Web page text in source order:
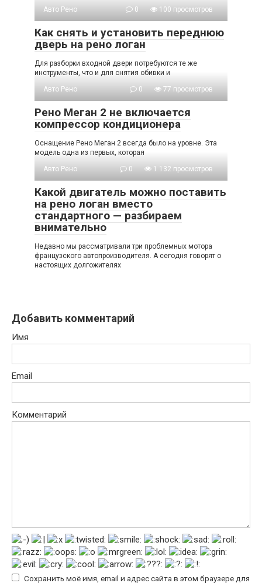
Авто Рено
0 100 просмотров
Как снять и установить переднюю
дверь на рено логан
Для разборки входной двери потребуются те же
инструменты, что и для снятия обивки и
Авто Рено
0 77 просмотров
Рено Меган 2 не включается
компрессор кондиционера
Оснащение Рено Меган 2 всегда было на уровне. Эта
модель одна из первых, которая
Авто Рено
0 1 132 просмотров
Какой двигатель можно поставить
на рено логан вместо
стандартного — разбираем
внимательно
Недавно мы рассматривали три проблемных мотора
французского автопроизводителя. А сегодня говорят о
настоящих долгожителях
Добавить комментарий
Имя
Email
Комментарий
Сохранить моё имя, email и адрес сайта в этом браузере для